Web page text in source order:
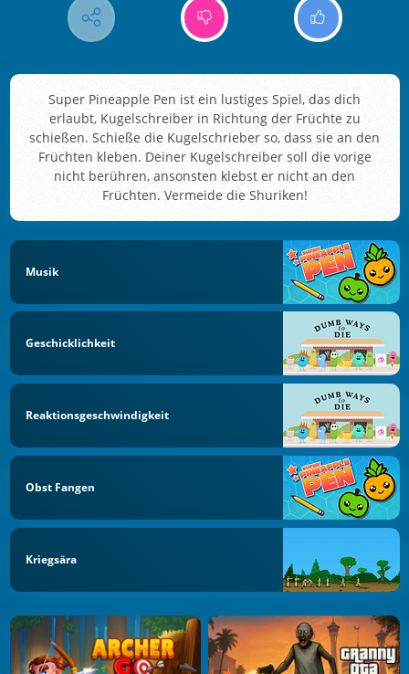
Super Pineapple Pen ist ein lustiges Spiel, das dich
erlaubt, Kugelschreiber in Richtung der Früchte zu
schießen. Schieße die Kugelschrieber so, dass sie an den
Früchten kleben. Deiner Kugelschreiber soll die vorige
nicht berühren, ansonsten klebst er nicht an den
Früchten. Vermeide die Shuriken!
Musik
Geschicklichkeit
Reaktionsgeschwindigkeit
Obst Fangen
Kriegsära